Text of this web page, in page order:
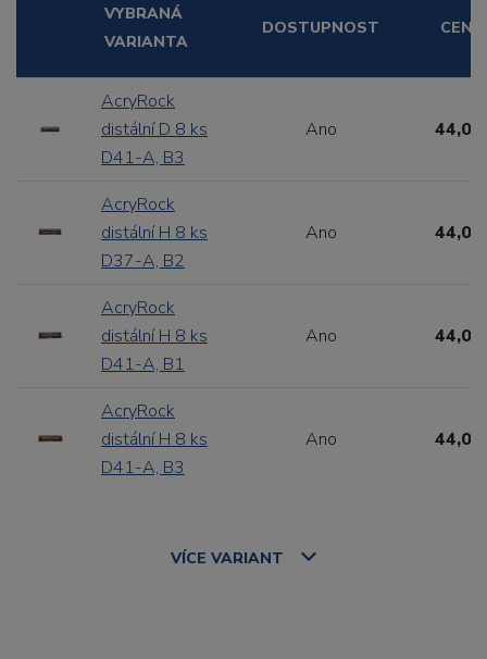
VYBRANÁ
VARIANTA
DOSTUPNOST CENA
AcryRock
distální D 8 ks
D41-A, B3
Ano 44,00
AcryRock
distální H 8 ks
D37-A, B2
Ano 44,00
AcryRock
distální H 8 ks
D41-A, B1
Ano 44,00
AcryRock
distální H 8 ks
D41-A, B3
Ano 44,00
VÍCE VARIANT